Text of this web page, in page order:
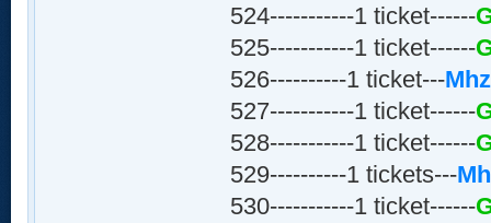
524-----------1 ticket------
525-----------1 ticket------
526----------1 ticket---Mhz
527-----------1 ticket------
528-----------1 ticket------
529----------1 tickets---
530-----------1 ticket------